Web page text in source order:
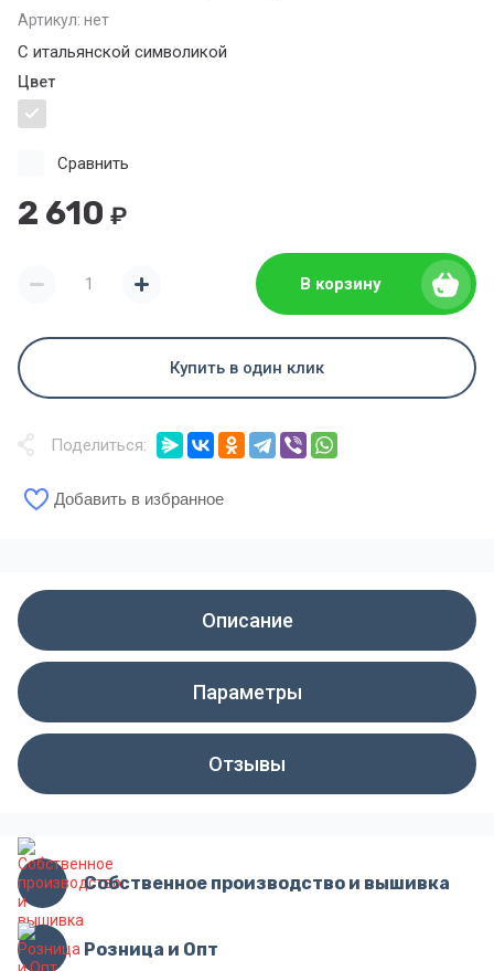
Артикул: нет
С итальянской символикой
Цвет
2 610 ₽
Сравнить
В корзину
Купить в один клик
Поделиться:
Добавить в избранное
Описание
Параметры
Отзывы
Собственное производство и вышивка
Розница и Опт